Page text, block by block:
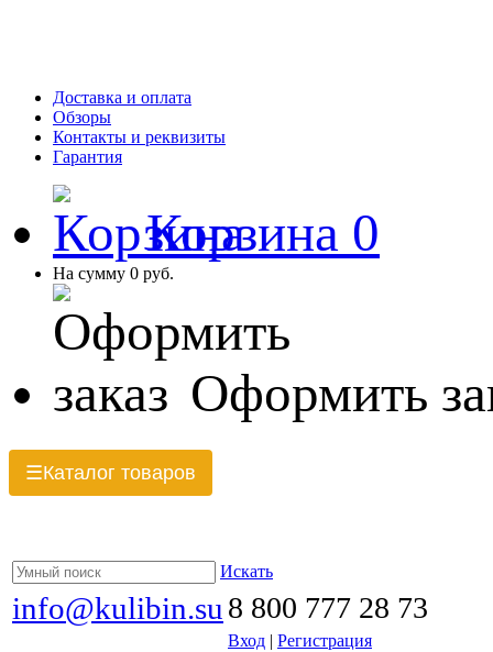
Доставка и оплата
Обзоры
Контакты и реквизиты
Гарантия
Корзина 0
На сумму 0 руб.
Оформить
☰Каталог товаров
Искать
info@kulibin.su 8 800 777 28 73
Вход | Регистрация